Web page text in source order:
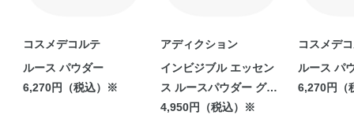
コスメデコルテ
ルース パウダー
6,270円（税込）※
アディクション
インビジブル エッセン
ス ルースパウダー グロ
ウ +
4,950円（税込）※
コスメデ
ルース パ
6,270円（